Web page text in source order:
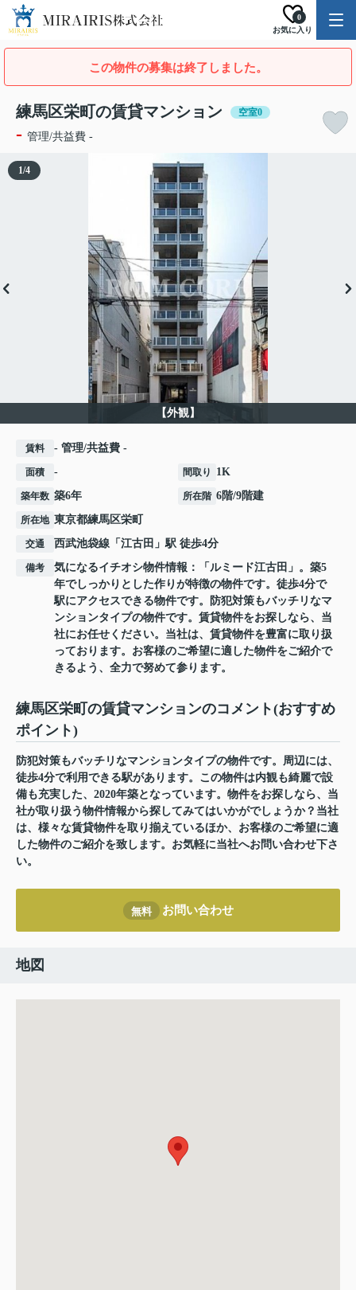
お気に入り
0
この物件の募集は終了しました。
練馬区栄町の賃貸マンション 空室0
- 管理/共益費 -
【外観】
1/4
賃料 - 管理/共益費 -
面積 - 間取り 1K
築年数 築6年 所在階 6階/9階建
所在地 東京都練馬区栄町
交通 西武池袋線 「 江古田 」駅 徒歩4分
備考
気になるイチオシ物件情報：「ルミード江古田」。築5
年でしっかりとした作りが特徴の物件です。徒歩4分で
駅にアクセスできる物件です。防犯対策もバッチリなマ
ンションタイプの物件です。賃貸物件をお探しなら、当
社にお任せください。当社は、賃貸物件を豊富に取り扱
っております。お客様のご希望に適した物件をご紹介で
きるよう、全力で努めて参ります。
練馬区栄町の賃貸マンションのコメント(おすすめ
ポイント)
防犯対策もバッチリなマンションタイプの物件です。周辺には、
徒歩4分で利用できる駅があります。この物件は内観も綺麗で設
備も充実した、2020年築となっています。物件をお探しなら、当
社が取り扱う物件情報から探してみてはいかがでしょうか？当社
は、様々な賃貸物件を取り揃えているほか、お客様のご希望に適
した物件のご紹介を致します。お気軽に当社へお問い合わせ下さ
い。
無料 お問い合わせ
地図